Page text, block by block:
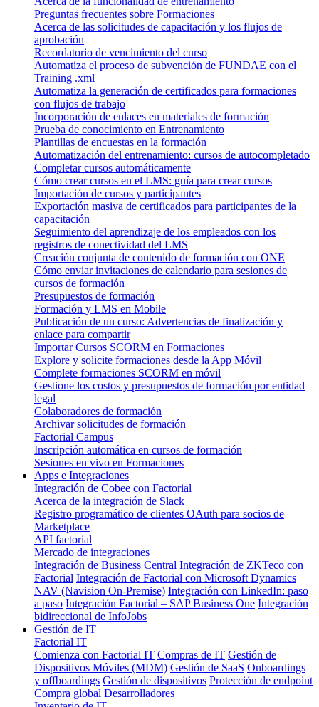
Preguntas frecuentes sobre Formaciones
Acerca de las solicitudes de capacitación y los flujos de
aprobación
Recordatorio de vencimiento del curso
Automatiza el proceso de subvención de FUNDAE con el
Training .xml
Automatiza la generación de certificados para formaciones
con flujos de trabajo
Incorporación de enlaces en materiales de formación
Prueba de conocimiento en Entrenamiento
Plantillas de encuestas en la formación
Automatización del entrenamiento: cursos de autocompletado
Completar cursos automáticamente
Cómo crear cursos en el LMS: guía para crear cursos
Importación de cursos y participantes
Exportación masiva de certificados para participantes de la
capacitación
Seguimiento del aprendizaje de los empleados con los
registros de conectividad del LMS
Creación conjunta de contenido de formación con ONE
Cómo enviar invitaciones de calendario para sesiones de
cursos de formación
Presupuestos de formación
Formación y LMS en Mobile
Publicación de un curso: Advertencias de finalización y
enlace para compartir
Importar Cursos SCORM en Formaciones
Explore y solicite formaciones desde la App Móvil
Complete formaciones SCORM en móvil
Gestione los costos y presupuestos de formación por entidad
legal
Colaboradores de formación
Archivar solicitudes de formación
Factorial Campus
Inscripción automática en cursos de formación
Sesiones en vivo en Formaciones
Apps e Integraciones
Integración de Cobee con Factorial
Acerca de la integración de Slack
Registro programático de clientes OAuth para socios de
Marketplace
API factorial
Mercado de integraciones
Integración de Business Central Integración de ZKTeco con
Factorial Integración de Factorial con Microsoft Dynamics
NAV (Navision On-Premise) Integración con LinkedIn: paso
a paso Integración Factorial – SAP Business One Integración
bidireccional de InfoJobs
Gestión de IT
Factorial IT
Comienza con Factorial IT Compras de IT Gestión de
Dispositivos Móviles (MDM) Gestión de SaaS Onboardings
y offboardings Gestión de dispositivos Protección de endpoint
Compra global Desarrolladores